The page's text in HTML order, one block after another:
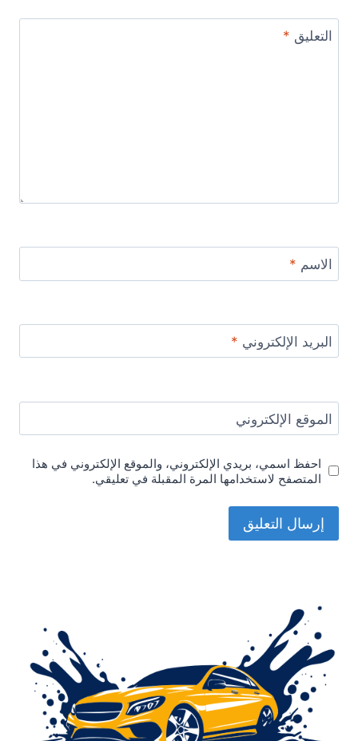
التعليق *
الاسم *
البريد الإلكتروني *
الموقع الإلكتروني
احفظ اسمي، بريدي الإلكتروني، والموقع الإلكتروني في هذا
المتصفح لاستخدامها المرة المقبلة في تعليقي.